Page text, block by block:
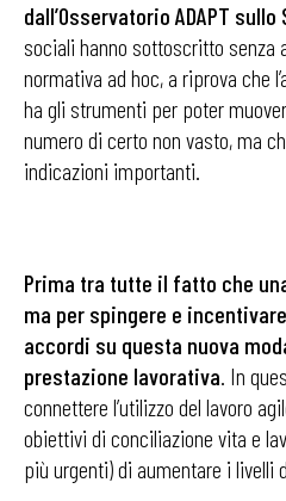
dall’Osservatorio ADAPT
sociali hanno sottoscritto senza
normativa ad hoc, a riprova che
ha gli strumenti per poter
numero di certo non vasto, ma
indicazioni importanti.
Prima tra tutte il fatto che
ma per spingere e
accordi su questa nuova
prestazione lavorativa. In
connettere l’utilizzo del lavoro
obiettivi di conciliazione vita e
più urgenti) di aumentare i livelli